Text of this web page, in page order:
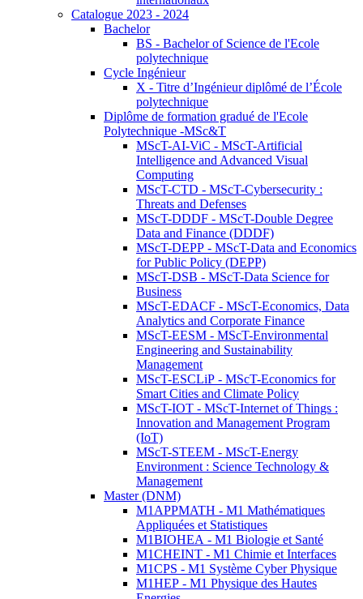
Catalogue 2023 - 2024
Bachelor
BS - Bachelor of Science de l'Ecole
polytechnique
Cycle Ingénieur
X - Titre d’Ingénieur diplômé de l’École
polytechnique
Diplôme de formation gradué de l'Ecole
Polytechnique -MSc&T
MScT-AI-ViC - MScT-Artificial
Intelligence and Advanced Visual
Computing
MScT-CTD - MScT-Cybersecurity :
Threats and Defenses
MScT-DDDF - MScT-Double Degree
Data and Finance (DDDF)
MScT-DEPP - MScT-Data and Economics
for Public Policy (DEPP)
MScT-DSB - MScT-Data Science for
Business
MScT-EDACF - MScT-Economics, Data
Analytics and Corporate Finance
MScT-EESM - MScT-Environmental
Engineering and Sustainability
Management
MScT-ESCLiP - MScT-Economics for
Smart Cities and Climate Policy
MScT-IOT - MScT-Internet of Things :
Innovation and Management Program
(IoT)
MScT-STEEM - MScT-Energy
Environment : Science Technology &
Management
Master (DNM)
M1APPMATH - M1 Mathématiques
Appliquées et Statistiques
M1BIOHEA - M1 Biologie et Santé
M1CHEINT - M1 Chimie et Interfaces
M1CPS - M1 Système Cyber Physique
M1HEP - M1 Physique des Hautes